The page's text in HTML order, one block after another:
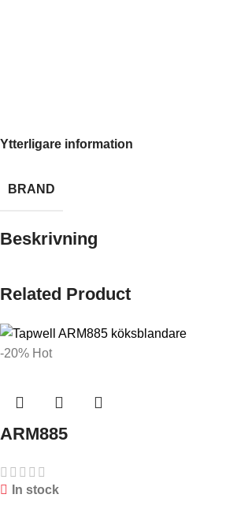
Ytterligare information
BRAND
Beskrivning
Related Product
-20% Hot
ARM885
In stock